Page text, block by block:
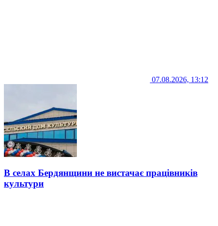
07.08.2026, 13:12
В селах Бердянщини не вистачає працівників
культури